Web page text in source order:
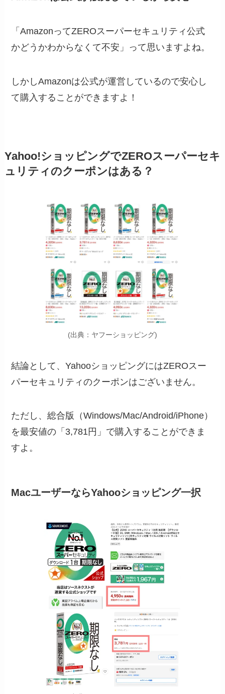
「AmazonってZEROスーパーセキュリティ公式
かどうかわからなくて不安」って思いますよね。
しかしAmazonは公式が運営しているので安心し
て購入することができますよ！
Yahoo!ショッピングでZEROスーパーセキ
ュリティのクーポンはある？
(出典：ヤフーショッピング)
結論として、YahooショッピングにはZEROスー
パーセキュリティのクーポンはございません。
ただし、総合版（Windows/Mac/Android/iPhone）
を最安値の「 3,781円 」で購入することができま
すよ。
MacユーザーならYahooショッピング一択